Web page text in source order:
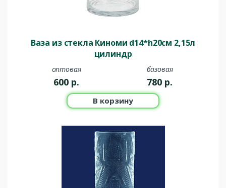
Ваза из стекла Киноми d14*h20см 2,15л
цилиндр
оптовая
600 р.
базовая
780 р.
В корзину